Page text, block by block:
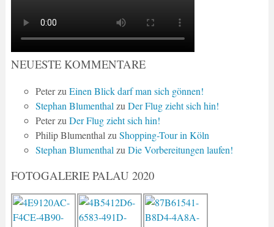
NEUESTE KOMMENTARE
PeterzuEinen Blick darf man sich gönnen!
Stephan BlumenthalzuDer Flug zieht sich hin!
PeterzuDer Flug zieht sich hin!
Philip BlumenthalzuShopping-Tour in Köln
Stephan BlumenthalzuDie Vorbereitungen laufen!
FOTOGALERIE PALAU 2020